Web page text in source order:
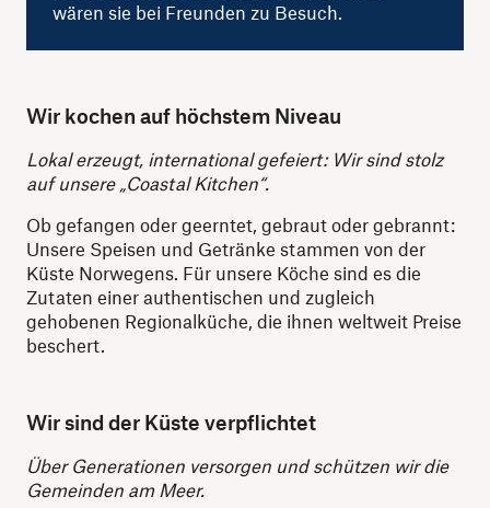
wären sie bei Freunden zu Besuch.
Wir kochen auf höchstem Niveau
Lokal erzeugt, international gefeiert: Wir sind stolz
auf unsere „Coastal Kitchen“.
Ob gefangen oder geerntet, gebraut oder gebrannt:
Unsere Speisen und Getränke stammen von der
Küste Norwegens. Für unsere Köche sind es die
Zutaten einer authentischen und zugleich
gehobenen Regionalküche, die ihnen weltweit Preise
beschert.
Wir sind der Küste verpflichtet
Über Generationen versorgen und schützen wir die
Gemeinden am Meer.